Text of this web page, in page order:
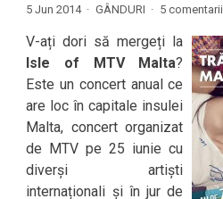
5 Jun 2014 · GÂNDURI · 5 comentarii
V-ați dori să mergeți la
Isle of MTV Malta?
Este un concert anual ce
are loc în capitale insulei
Malta, concert organizat
de MTV pe 25 iunie cu
diverși artiști
internaționali și în jur de